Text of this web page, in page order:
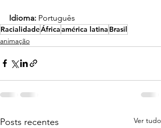
Idioma: Português
RacialidadeÁfricaamérica latina Brasil
animação
Posts recentes Ver tudo